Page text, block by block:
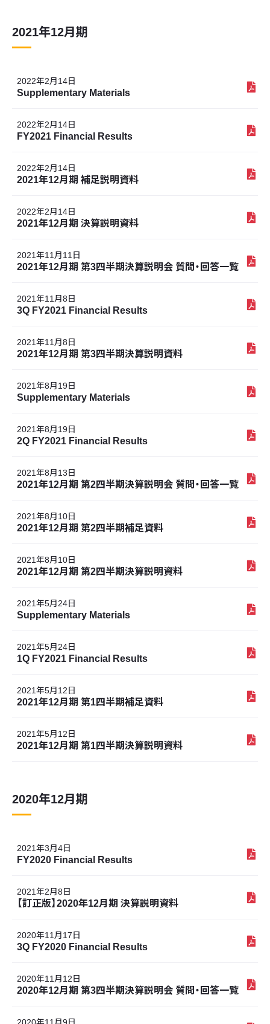
2021年12月期
2022年2月14日
Supplementary Materials
2022年2月14日
FY2021 Financial Results
2022年2月14日
2021年12月期 補足説明資料
2022年2月14日
2021年12月期 決算説明資料
2021年11月11日
2021年12月期 第3四半期決算説明会 質問・回答一覧
2021年11月8日
3Q FY2021 Financial Results
2021年11月8日
2021年12月期 第3四半期決算説明資料
2021年8月19日
Supplementary Materials
2021年8月19日
2Q FY2021 Financial Results
2021年8月13日
2021年12月期 第2四半期決算説明会 質問・回答一覧
2021年8月10日
2021年12月期 第2四半期補足資料
2021年8月10日
2021年12月期 第2四半期決算説明資料
2021年5月24日
Supplementary Materials
2021年5月24日
1Q FY2021 Financial Results
2021年5月12日
2021年12月期 第1四半期補足資料
2021年5月12日
2021年12月期 第1四半期決算説明資料
2020年12月期
2021年3月4日
FY2020 Financial Results
2021年2月8日
【訂正版】2020年12月期 決算説明資料
2020年11月17日
3Q FY2020 Financial Results
2020年11月12日
2020年12月期 第3四半期決算説明会 質問・回答一覧
2020年11月9日